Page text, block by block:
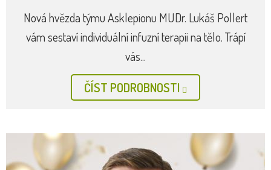
Nová hvězda týmu Asklepionu MUDr. Lukáš Pollert
vám sestaví individuální infuzní terapii na tělo. Trápí
vás...
ČÍST PODROBNOSTI